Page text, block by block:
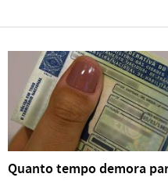
Quanto tempo demora